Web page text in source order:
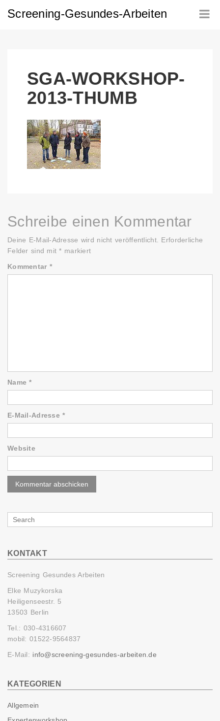
Screening-Gesundes-Arbeiten
SGA-WORKSHOP-
2013-THUMB
Schreibe einen Kommentar
Deine E-Mail-Adresse wird nicht veröffentlicht.
Erforderliche
Felder sind mit* markiert
Kommentar *
Name*
E-Mail-Adresse*
Website
Search
for
KONTAKT
Screening Gesundes Arbeiten
Elke Muzykorska
Heiligenseestr. 5
13503 Berlin
Tel.: 030-4316607
mobil: 01522-9564837
E-Mail: info@screening-gesundes-arbeiten.de
KATEGORIEN
Allgemein